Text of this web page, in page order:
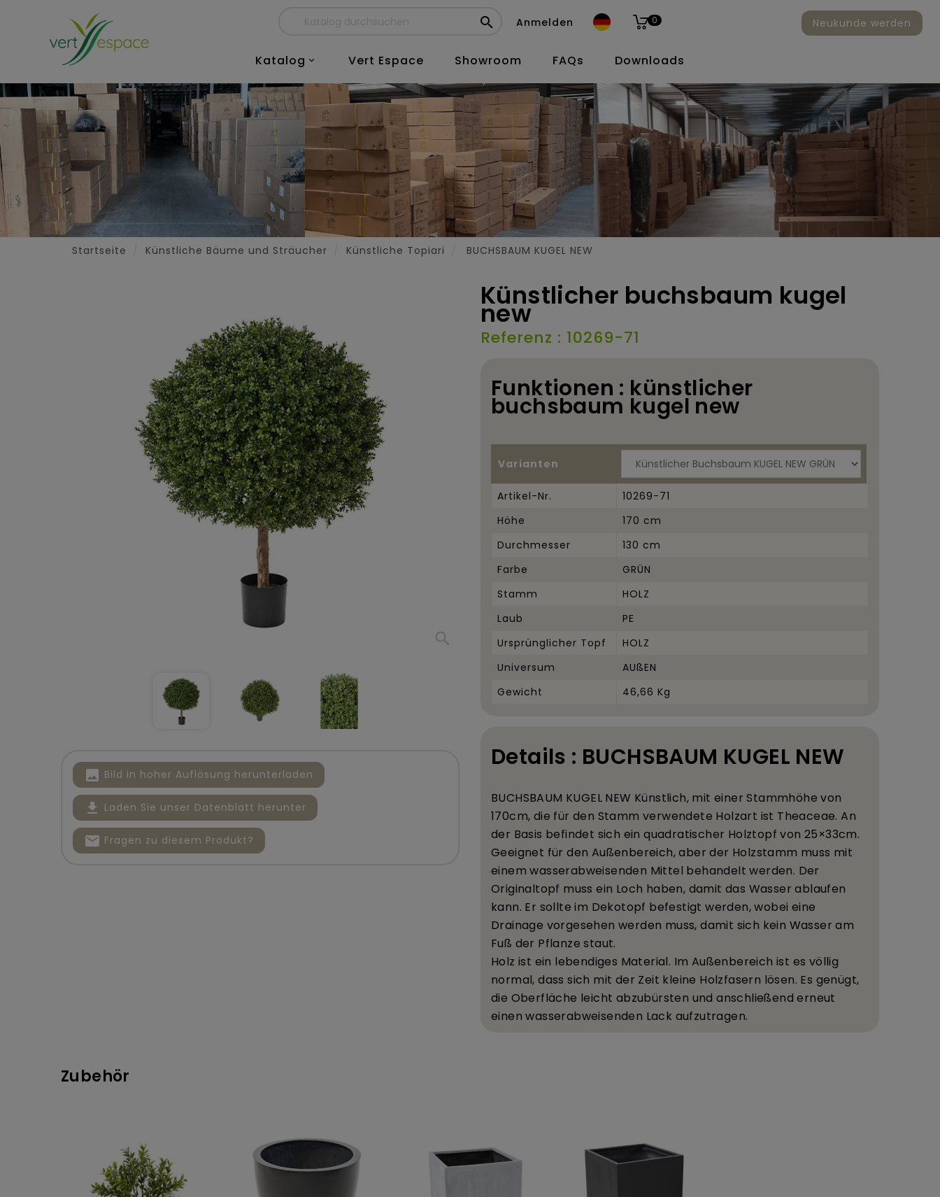
 Anmelden 0

Katalog Vert Espace Showroom FAQs Downloads
Neukunde werden
Startseite Künstliche Bäume und Sträucher Künstliche Topiari BUCHSBAUM KUGEL NEW
search
image Bild in hoher Auflösung herunterladen
file_download Laden Sie unser Datenblatt herunter
mail Fragen zu diesem Produkt?
Künstlicher buchsbaum kugel
new
Referenz : 10269-71
Funktionen : künstlicher
buchsbaum kugel new
Varianten
Artikel-Nr.
10269-71
Höhe
170 cm
Durchmesser
130 cm
Farbe
GRÜN
Stamm
HOLZ
Laub
PE
Ursprünglicher Topf
HOLZ
Universum
AUßEN
Gewicht
46,66 Kg
Details : BUCHSBAUM KUGEL NEW
BUCHSBAUM KUGEL NEW Künstlich, mit einer Stammhöhe von
170cm, die für den Stamm verwendete Holzart ist Theaceae. An
der Basis befindet sich ein quadratischer Holztopf von 25×33cm.
Geeignet für den Außenbereich, aber der Holzstamm muss mit
einem wasserabweisenden Mittel behandelt werden. Der
Originaltopf muss ein Loch haben, damit das Wasser ablaufen
kann. Er sollte im Dekotopf befestigt werden, wobei eine
Drainage vorgesehen werden muss, damit sich kein Wasser am
Fuß der Pflanze staut.
Holz ist ein lebendiges Material. Im Außenbereich ist es völlig
normal, dass sich mit der Zeit kleine Holzfasern lösen. Es genügt,
die Oberfläche leicht abzubürsten und anschließend erneut
einen wasserabweisenden Lack aufzutragen.
Zubehör